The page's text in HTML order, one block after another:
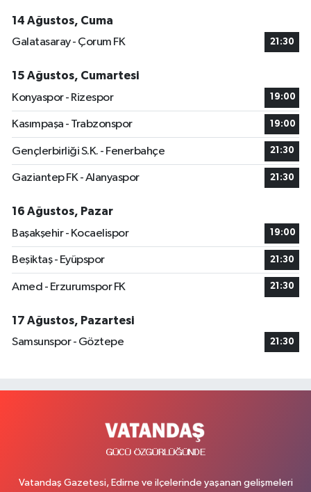
14 Ağustos, Cuma
Galatasaray - Çorum FK
21:30
15 Ağustos, Cumartesi
Konyaspor - Rizespor
19:00
Kasımpaşa - Trabzonspor 19:00
Gençlerbirliği S.K. - Fenerbahçe 21:30
Gaziantep FK - Alanyaspor 21:30
16 Ağustos, Pazar
Başakşehir - Kocaelispor
19:00
Beşiktaş - Eyüpspor 21:30
Amed - Erzurumspor FK 21:30
17 Ağustos, Pazartesi
Samsunspor - Göztepe
21:30
Vatandaş Gazetesi, Edirne ve ilçelerinde yaşanan gelişmeleri